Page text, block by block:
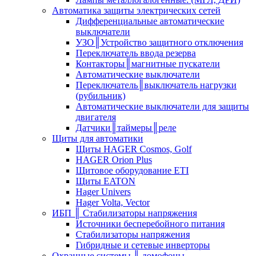
Автоматика защиты электрических сетей
Дифференциальные автоматические
выключатели
УЗО║Устройство защитного отключения
Переключатель ввода резерва
Контакторы║магнитные пускатели
Автоматические выключатели
Переключатель║выключатель нагрузки
(рубильник)
Автоматические выключатели для защиты
двигателя
Датчики║таймеры║реле
Щиты для автоматики
Щиты HAGER Cosmos, Golf
HAGER Orion Plus
Щитовое оборудование ETI
Щиты EATON
Hager Univers
Hager Volta, Vector
ИБП ║ Стабилизаторы напряжения
Источники бесперебойного питания
Стабилизаторы напряжения
Гибридные и сетевые инверторы